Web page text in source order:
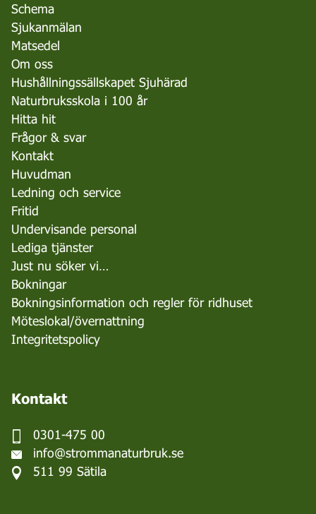
Schema
Sjukanmälan
Matsedel
Om oss
Hushållningssällskapet Sjuhärad
Naturbruksskola i 100 år
Hitta hit
Frågor & svar
Kontakt
Huvudman
Ledning och service
Fritid
Undervisande personal
Lediga tjänster
Just nu söker vi…
Bokningar
Bokningsinformation och regler för ridhuset
Möteslokal/övernattning
Integritetspolicy
Kontakt
0301-475 00
info@strommanaturbruk.se
511 99 Sätila